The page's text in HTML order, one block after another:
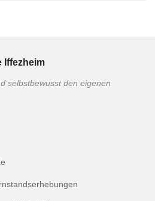
Iffezheim
selbstbewusst den eigenen